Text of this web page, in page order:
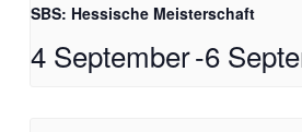
SBS: Hessische Meisterschaft
4 September-6